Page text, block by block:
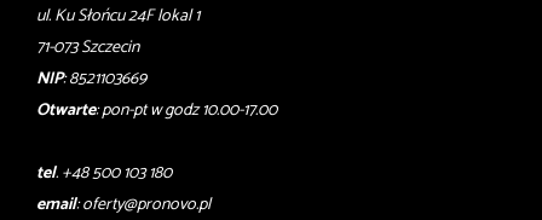
ul. Ku Słońcu 24F lokal 1
71-073 Szczecin
NIP: 8521103669
Otwarte: pon-pt w godz 10.00-17.00
tel. +48 500 103 180
email:oferty@pronovo.pl